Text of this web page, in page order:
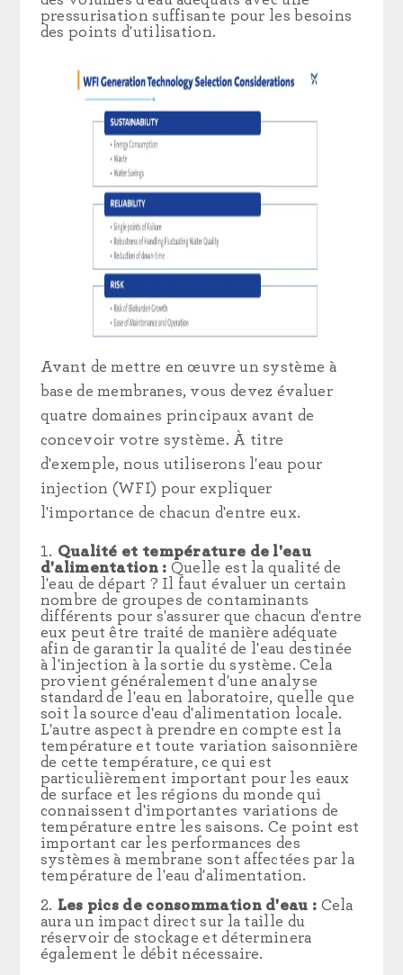
pressurisation suffisante pour les besoins
des points d'utilisation.
Avant de mettre en œuvre un système à
base de membranes, vous devez évaluer
quatre domaines principaux avant de
concevoir votre système. À titre
d'exemple, nous utiliserons l'eau pour
injection (WFI) pour expliquer
l'importance de chacun d'entre eux.
Qualité et température de l'eau
d'alimentation : Quelle est la qualité de
l'eau de départ ? Il faut évaluer un certain
nombre de groupes de contaminants
différents pour s'assurer que chacun d'entre
eux peut être traité de manière adéquate
afin de garantir la qualité de l'eau destinée
à l'injection à la sortie du système. Cela
provient généralement d'une analyse
standard de l'eau en laboratoire, quelle que
soit la source d'eau d'alimentation locale.
L'autre aspect à prendre en compte est la
température et toute variation saisonnière
de cette température, ce qui est
particulièrement important pour les eaux
de surface et les régions du monde qui
connaissent d'importantes variations de
température entre les saisons. Ce point est
important car les performances des
systèmes à membrane sont affectées par la
température de l'eau d'alimentation.
Les pics de consommation d'eau : Cela
aura un impact direct sur la taille du
réservoir de stockage et déterminera
également le débit nécessaire.